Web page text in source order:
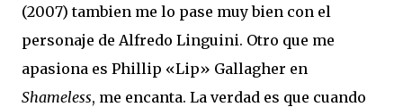
(2007) tambien me lo pase muy bien con el
personaje de Alfredo Linguini. Otro que me
apasiona es Phillip «Lip» Gallagher en
Shameless, me encanta. La verdad es que cuando